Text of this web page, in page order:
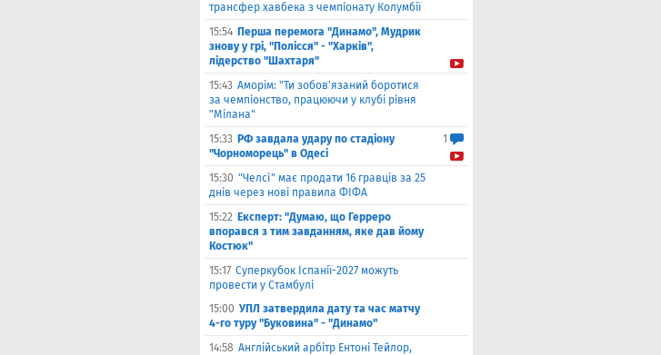
трансфер хавбека з чемпіонату Колумбії
15:54 Перша перемога "Динамо", Мудрик
знову у грі, "Полісся" - "Харків",
лідерство "Шахтаря"
15:43 Аморім: "Ти зобов'язаний боротися
за чемпіонство, працюючи у клубі рівня
"Мілана"
15:33 РФ завдала удару по стадіону
"Чорноморець" в Одесі
1
15:30 "Челсі" має продати 16 гравців за 25
днів через нові правила ФІФА
15:22 Експерт: "Думаю, що Герреро
впорався з тим завданням, яке дав йому
Костюк"
15:17 Суперкубок Іспанії-2027 можуть
провести у Стамбулі
15:00 УПЛ затвердила дату та час матчу
4-го туру "Буковина" - "Динамо"
14:58 Англійський арбітр Ентоні Тейлор,